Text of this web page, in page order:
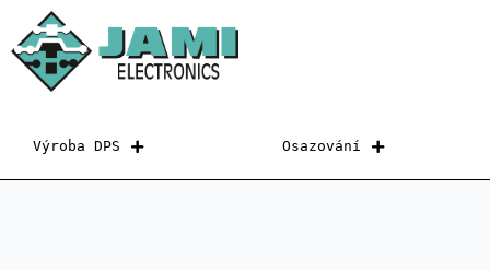
Přeskočit
na
obsah
Výroba DPS Osazování